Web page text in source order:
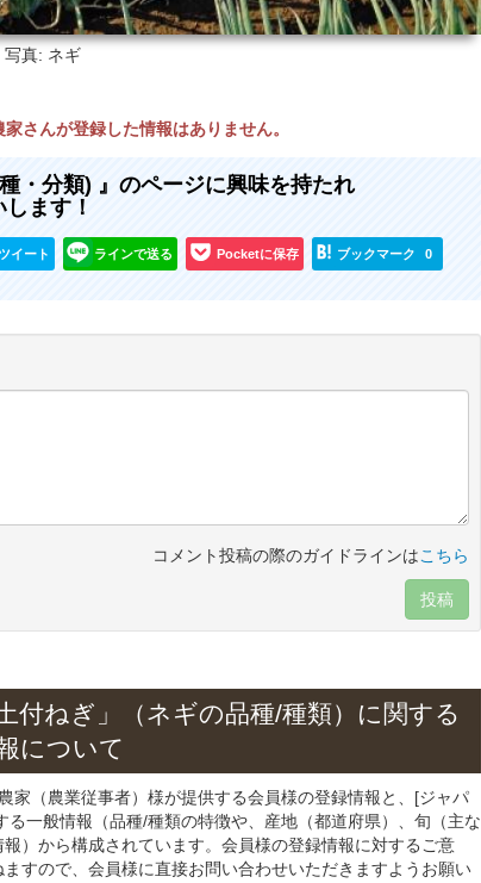
写真: ネギ
さんが登録した情報はありません。
・分類) 』のページに興味を持たれ
ます！
イート ラインで送る Pocketに保存 ブックマーク 0
コメント投稿の際のガイドラインはこちら
投稿
付ねぎ」 （ネギの品種/種類） に関する
について
家（農業従事者）様が提供する会員様の登録情報と、[ジャパ
る一般情報（品種/種類の特徴や、産地（都道府県）、旬（主な
）から構成されています。会員様の登録情報に対するご意
すので、会員様に直接お問い合わせいただきますようお願い